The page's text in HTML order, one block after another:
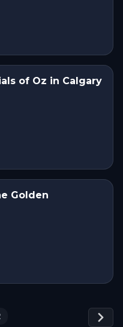
of Oz in Calgary
Golden